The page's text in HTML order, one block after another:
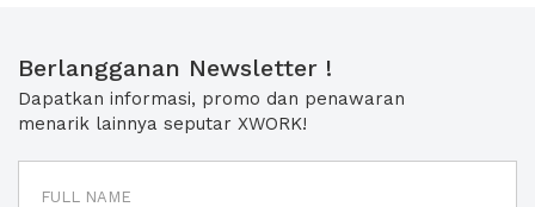
Berlangganan Newsletter !
Dapatkan informasi, promo dan penawaran
menarik lainnya seputar XWORK!